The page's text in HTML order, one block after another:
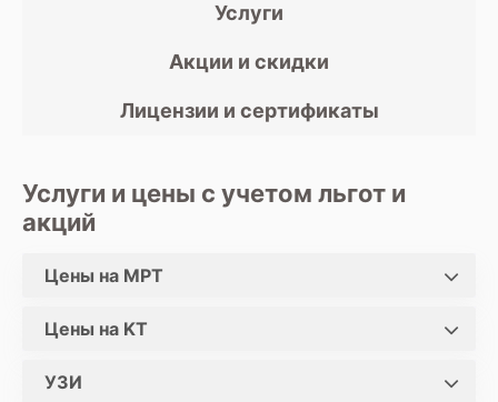
Услуги
Акции и скидки
Лицензии и сертификаты
Услуги и цены с учетом льгот и
акций
Цены на МРТ
Цены на KT
УЗИ